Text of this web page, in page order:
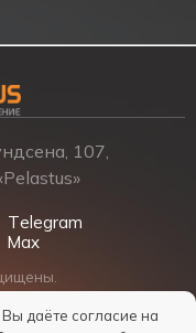
107,
Telegram
Max
товарах и ценах не
условия поставки
даёте согласие на